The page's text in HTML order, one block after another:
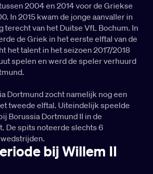
2004 en 2014 voor de Griekse
In 2015 kwam de jonge aanvaller in
terecht van het Duitse VfL Bochum. In
de Griek in het eerste elftal van de
het talent in het seizoen 2017/2018
spelen en werd de speler verhuurd
Dortmund zocht namelijk nog een
tweede elftal. Uiteindelijk speelde
Borussia Dortmund II in de
De spits noteerde slechts 6
bij Willem II